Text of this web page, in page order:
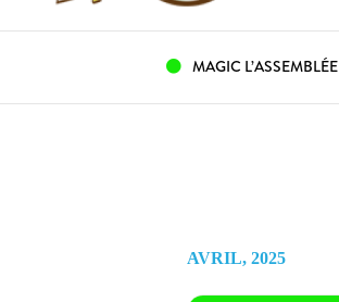
MAGIC L’ASSEMBLÉE
AVRIL, 2025